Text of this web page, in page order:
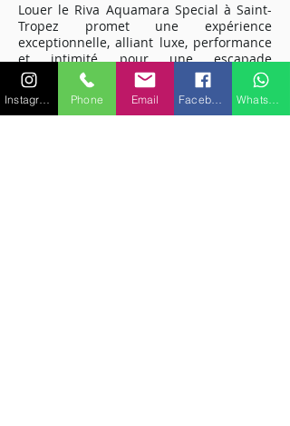
Louer le Riva Aquamara Special à Saint-
Tropez promet une expérience
exceptionnelle, alliant luxe, performance
et intimité pour une escapade
mémorable sur la Méditerranée.
Embarquez pour une aventure maritime
unique et découvrez la magie de la Côte
Phone Email